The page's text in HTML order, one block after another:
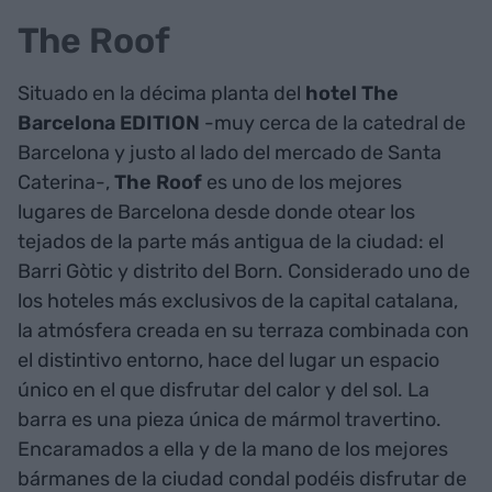
The Roof
Situado en la décima planta del hotel The
Barcelona EDITION -muy cerca de la catedral de
Barcelona y justo al lado del mercado de Santa
Caterina-, The Roof es uno de los mejores
lugares de Barcelona desde donde otear los
tejados de la parte más antigua de la ciudad: el
Barri Gòtic y distrito del Born. Considerado uno de
los hoteles más exclusivos de la capital catalana,
la atmósfera creada en su terraza combinada con
el distintivo entorno, hace del lugar un espacio
único en el que disfrutar del calor y del sol. La
barra es una pieza única de mármol travertino.
Encaramados a ella y de la mano de los mejores
bármanes de la ciudad condal podéis disfrutar de